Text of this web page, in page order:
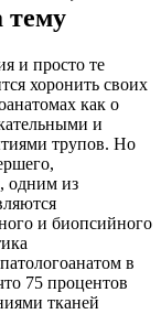
тему
и просто те
хоронить своих
как о
и
трупов. Но
одним из
и биопсийного
в
75 процентов
тканей